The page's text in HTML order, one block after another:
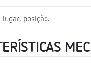
lugar, posição.